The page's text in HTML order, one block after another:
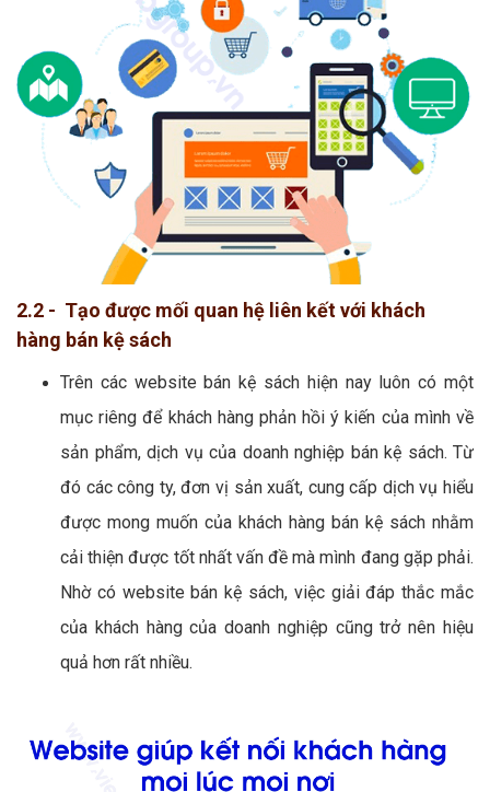
2.2 - Tạo được mối quan hệ liên kết với khách
hàng bán kệ sách
Trên các website bán kệ sách hiện nay luôn có một
mục riêng để khách hàng phản hồi ý kiến của mình về
sản phẩm, dịch vụ của doanh nghiệp bán kệ sách. Từ
đó các công ty, đơn vị sản xuất, cung cấp dịch vụ hiểu
được mong muốn của khách hàng bán kệ sách nhằm
cải thiện được tốt nhất vấn đề mà mình đang gặp phải.
Nhờ có website bán kệ sách, việc giải đáp thắc mắc
của khách hàng của doanh nghiệp cũng trở nên hiệu
quả hơn rất nhiều.